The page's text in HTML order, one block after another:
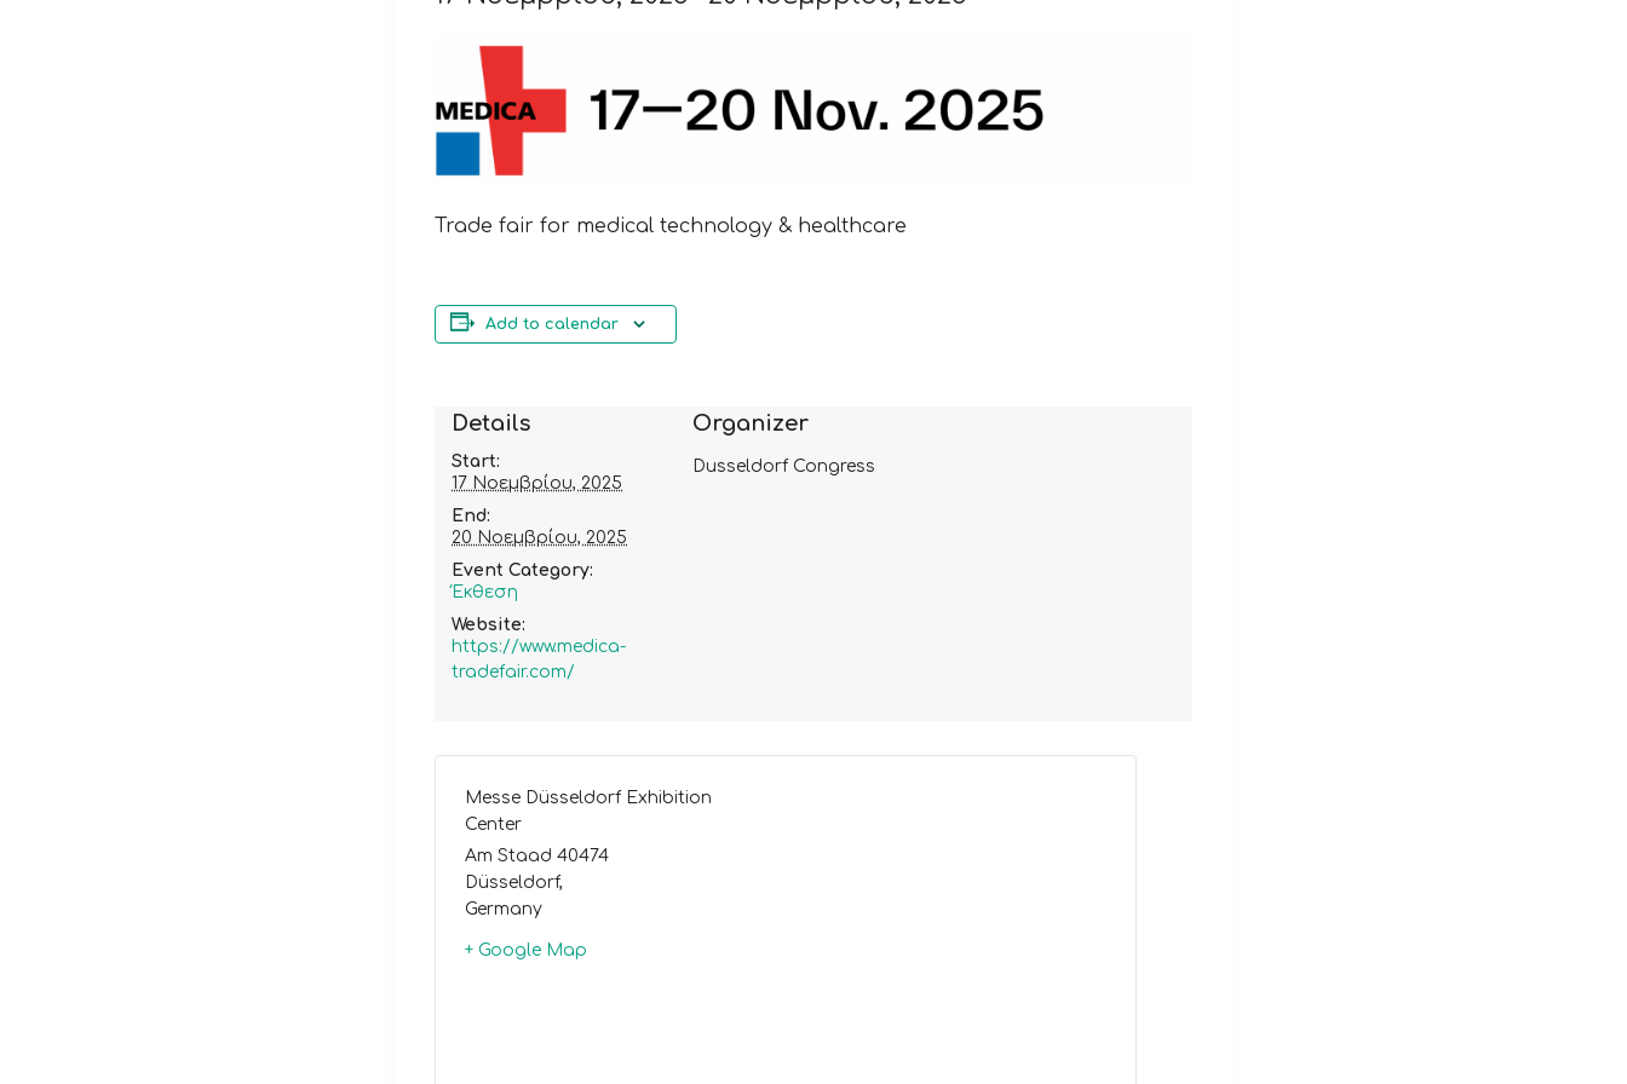
Trade fair for medical technology & healthcare
Add to calendar
Details
Start:
17 Νοεμβρίου, 2025
End:
20 Νοεμβρίου, 2025
Event Category:
Έκθεση
Website:
https://www.medica-
tradefair.com/
Organizer
Dusseldorf Congress
Messe Düsseldorf Exhibition
Center
Am Staad 40474
Düsseldorf,
Germany
+ Google Map